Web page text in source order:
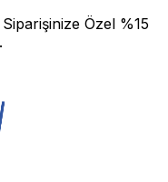
Özel %15